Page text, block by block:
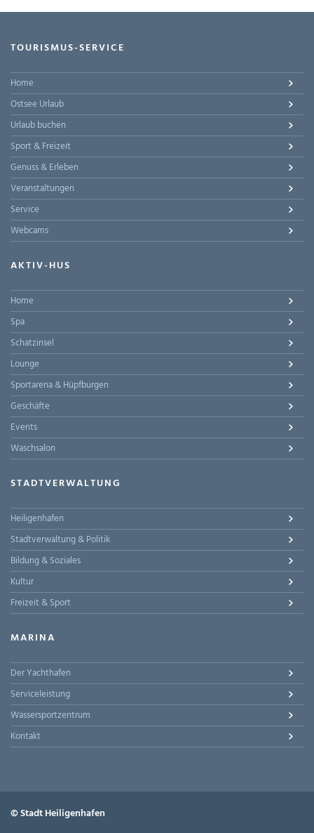
TOURISMUS-SERVICE
Home
Ostsee Urlaub
Urlaub buchen
Sport & Freizeit
Genuss & Erleben
Veranstaltungen
Service
Webcams
AKTIV-HUS
Home
Spa
Schatzinsel
Lounge
Sportarena & Hüpfburgen
Geschäfte
Events
Waschsalon
STADTVERWALTUNG
Heiligenhafen
Stadtverwaltung & Politik
Bildung & Soziales
Kultur
Freizeit & Sport
MARINA
Der Yachthafen
Serviceleistung
Wassersportzentrum
Kontakt
© Stadt Heiligenhafen